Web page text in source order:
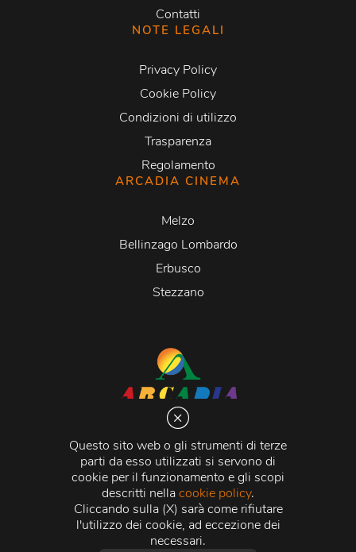
Questo sito web o gli strumenti di terze
parti da esso utilizzati si servono di
cookie per il funzionamento e gli scopi
descritti nellacookie policy.
Cliccando sulla (X) sarà come rifiutare
l'utilizzo dei cookie, ad eccezione dei
necessari.
Contatti
NOTE LEGALI
Privacy Policy
Cookie Policy
Condizioni di utilizzo
Trasparenza
Regolamento
ARCADIA CINEMA
Melzo
Bellinzago Lombardo
Erbusco
Stezzano
Via Martiri della Libertà 20066 Melzo (MI)
C.C.I.A.A. - R.E.A di Milano n. 1427910
Registro delle Imprese di Milano n. 338392 -
Fiscale e Partita Iva11015840157 | Capitale Sociale
500.000,00 i.v.
Credits:Crea Informatica S.r.l. 2026 © Tutti i diritti
riservati.